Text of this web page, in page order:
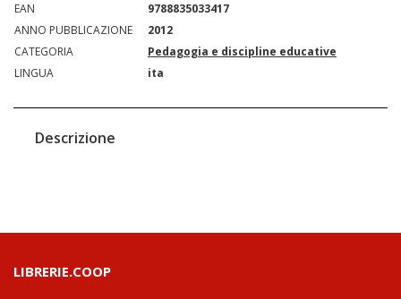
EAN
9788835033417
ANNO PUBBLICAZIONE
2012
CATEGORIA
Pedagogia e discipline educative
LINGUA
ita
Descrizione
LIBRERIE.COOP